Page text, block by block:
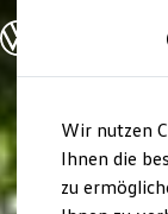
Hauptinhalt
springen
Footer
springen
Modelle und
Modelle
SUV und
Wir nutzen
Ihnen die
zu